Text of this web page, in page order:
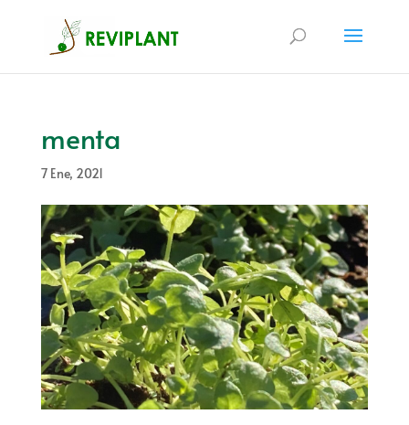
menta
7 Ene, 2021